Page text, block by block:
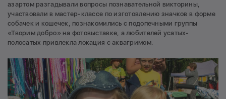
азартом разгадывали вопросы познавательной викторины,
участвовали в мастер-классе по изготовлению значков в форме
собачек и кошечек, познакомились с подопечными группы
«Творим добро» на фотовыставке, а любителей усатых-
полосатых привлекла локация с аквагримом.